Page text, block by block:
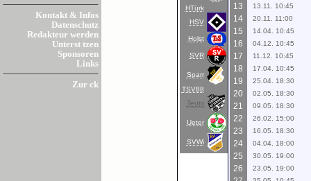
Kontakt & Infos
Datenschutz
Redakteur werden
Unterst tzen
Sponsoren
Links
Zur ck
HTürk
HSV
Holst
SVR
Sparr
TSV88
Teuto
Ueter
SVWi
13 13.11. 10:45
14 20.11. 11:00
15 14.04. 10:45
16 04.12. 10:45
17 11.12. 10:45
18 17.04. 10:45
19 25.04. 18:30
20 02.05. 18:30
21 09.05. 18:30
22 26.02. 15:00
23 16.05. 18:30
24 04.04. 18:00
25 30.05. 19:00
26 23.05. 19:00